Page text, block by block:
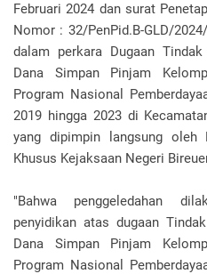
Februari 2024 dan surat
Nomor : 32/PenPid.B-GLD/
dalam perkara Dugaan
Dana Simpan Pinjam
Program Nasional
2019 hingga 2023 di
yang dipimpin langsung oleh
Khusus Kejaksaan Negeri
"Bahwa penggeledahan
penyidikan atas dugaan
Dana Simpan Pinjam
Program Nasional